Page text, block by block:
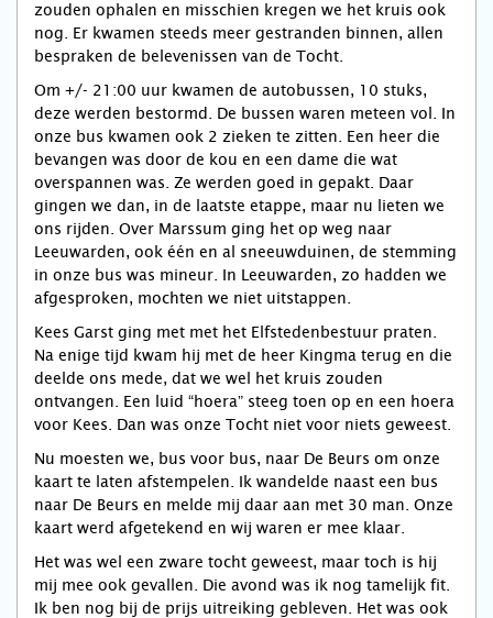
zouden ophalen en misschien kregen we het kruis ook
nog. Er kwamen steeds meer gestranden binnen, allen
bespraken de belevenissen van de Tocht.
Om +/- 21:00 uur kwamen de autobussen, 10 stuks,
deze werden bestormd. De bussen waren meteen vol. In
onze bus kwamen ook 2 zieken te zitten. Een heer die
bevangen was door de kou en een dame die wat
overspannen was. Ze werden goed in gepakt. Daar
gingen we dan, in de laatste etappe, maar nu lieten we
ons rijden. Over Marssum ging het op weg naar
Leeuwarden, ook één en al sneeuwduinen, de stemming
in onze bus was mineur. In Leeuwarden, zo hadden we
afgesproken, mochten we niet uitstappen.
Kees Garst ging met met het Elfstedenbestuur praten.
Na enige tijd kwam hij met de heer Kingma terug en die
deelde ons mede, dat we wel het kruis zouden
ontvangen. Een luid “hoera” steeg toen op en een hoera
voor Kees. Dan was onze Tocht niet voor niets geweest.
Nu moesten we, bus voor bus, naar De Beurs om onze
kaart te laten afstempelen. Ik wandelde naast een bus
naar De Beurs en melde mij daar aan met 30 man. Onze
kaart werd afgetekend en wij waren er mee klaar.
Het was wel een zware tocht geweest, maar toch is hij
mij mee ook gevallen. Die avond was ik nog tamelijk fit.
Ik ben nog bij de prijs uitreiking gebleven. Het was ook